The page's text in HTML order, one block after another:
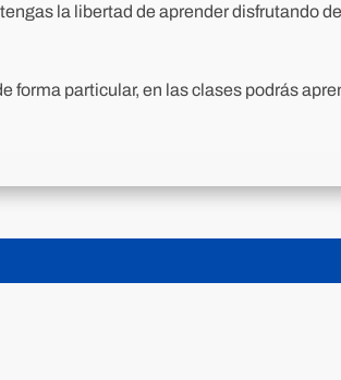
la libertad de aprender disfrutando
forma particular, en las clases podrás